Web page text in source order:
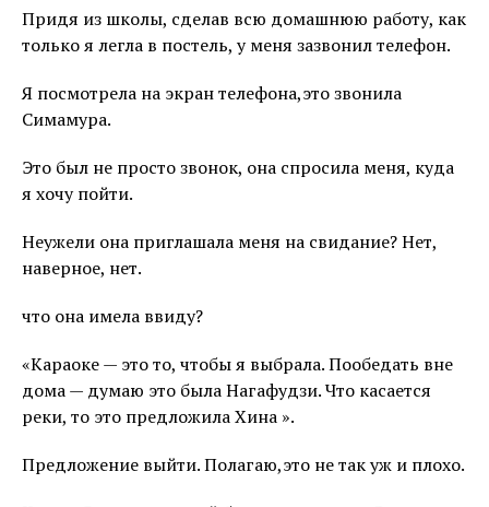
Придя из школы, сделав всю домашнюю работу, как
только я легла в постель, у меня зазвонил телефон.
Я посмотрела на экран телефона,это звонила
Симамура.
Это был не просто звонок, она спросила меня, куда
я хочу пойти.
Неужели она приглашала меня на свидание? Нет,
наверное, нет.
что она имела ввиду?
«Караоке — это то, чтобы я выбрала. Пообедать вне
дома — думаю это была Нагафудзи. Что касается
реки, то это предложила Хина ».
Предложение выйти. Полагаю,это не так уж и плохо.